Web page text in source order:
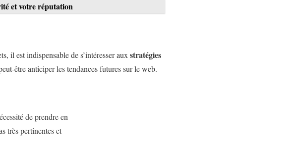
et votre réputation
il est indispensable de s’intéresser aux stratégies
être anticiper les tendances futures sur le web.
de prendre en
très pertinentes et